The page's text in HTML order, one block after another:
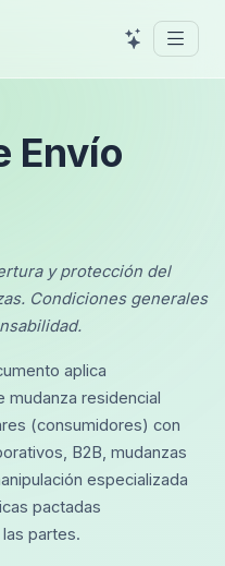
Envío
y protección del
Condiciones generales
aplica
mudanza residencial
(consumidores) con
B2B, mudanzas
especializada
pactadas
partes.